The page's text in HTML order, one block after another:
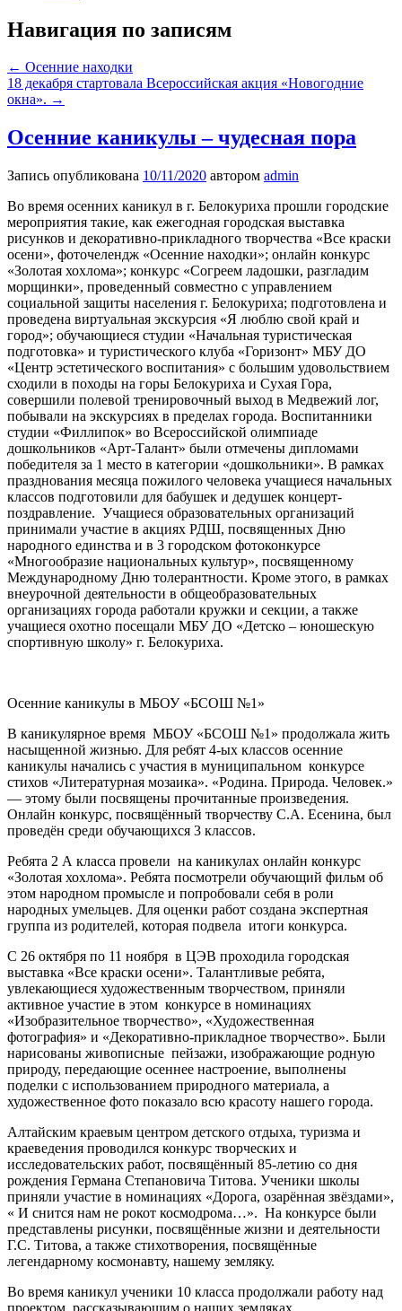
Навигация по записям
← Осенние находки
18 декабря стартовала Всероссийская акция «Новогодние
окна». →
Осенние каникулы – чудесная пора
Запись опубликована 10/11/2020 автором admin
Во время осенних каникул в г. Белокуриха прошли городские
мероприятия такие, как ежегодная городская выставка
рисунков и декоративно-прикладного творчества «Все краски
осени», фоточелендж «Осенние находки»; онлайн конкурс
«Золотая хохлома»; конкурс «Согреем ладошки, разгладим
морщинки», проведенный совместно с управлением
социальной защиты населения г. Белокуриха; подготовлена и
проведена виртуальная экскурсия «Я люблю свой край и
город»; обучающиеся студии «Начальная туристическая
подготовка» и туристического клуба «Горизонт» МБУ ДО
«Центр эстетического воспитания» с большим удовольствием
сходили в походы на горы Белокуриха и Сухая Гора,
совершили полевой тренировочный выход в Медвежий лог,
побывали на экскурсиях в пределах города. Воспитанники
студии «Филлипок» во Всероссийской олимпиаде
дошкольников «Арт-Талант» были отмечены дипломами
победителя за 1 место в категории «дошкольники». В рамках
празднования месяца пожилого человека учащиеся начальных
классов подготовили для бабушек и дедушек концерт-
поздравление. Учащиеся образовательных организаций
принимали участие в акциях РДШ, посвященных Дню
народного единства и в 3 городском фотоконкурсе
«Многообразие национальных культур», посвященному
Международному Дню толерантности. Кроме этого, в рамках
внеурочной деятельности в общеобразовательных
организациях города работали кружки и секции, а также
учащиеся охотно посещали МБУ ДО «Детско – юношескую
спортивную школу» г. Белокуриха.
Осенние каникулы в МБОУ «БСОШ №1»
В каникулярное время МБОУ «БСОШ №1» продолжала жить
насыщенной жизнью. Для ребят 4-ых классов осенние
каникулы начались с участия в муниципальном конкурсе
стихов «Литературная мозаика». «Родина. Природа. Человек.»
— этому были посвящены прочитанные произведения.
Онлайн конкурс, посвящённый творчеству С.А. Есенина, был
проведён среди обучающихся 3 классов.
Ребята 2 А класса провели на каникулах онлайн конкурс
«Золотая хохлома». Ребята посмотрели обучающий фильм об
этом народном промысле и попробовали себя в роли
народных умельцев. Для оценки работ создана экспертная
группа из родителей, которая подвела итоги конкурса.
С 26 октября по 11 ноября в ЦЭВ проходила городская
выставка «Все краски осени». Талантливые ребята,
увлекающиеся художественным творчеством, приняли
активное участие в этом конкурсе в номинациях
«Изобразительное творчество», «Художественная
фотография» и «Декоративно-прикладное творчество». Были
нарисованы живописные пейзажи, изображающие родную
природу, передающие осеннее настроение, выполнены
поделки с использованием природного материала, а
художественное фото показало всю красоту нашего города.
Алтайским краевым центром детского отдыха, туризма и
краеведения проводился конкурс творческих и
исследовательских работ, посвящённый 85-летию со дня
рождения Германа Степановича Титова. Ученики школы
приняли участие в номинациях «Дорога, озарённая звёздами»,
« И снится нам не рокот космодрома…». На конкурсе были
представлены рисунки, посвящённые жизни и деятельности
Г.С. Титова, а также стихотворения, посвящённые
легендарному космонавту, нашему земляку.
Во время каникул ученики 10 класса продолжали работу над